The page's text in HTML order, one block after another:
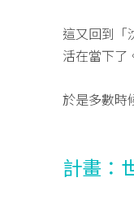
這又回到「
活在當下了
於是多數時
計畫：